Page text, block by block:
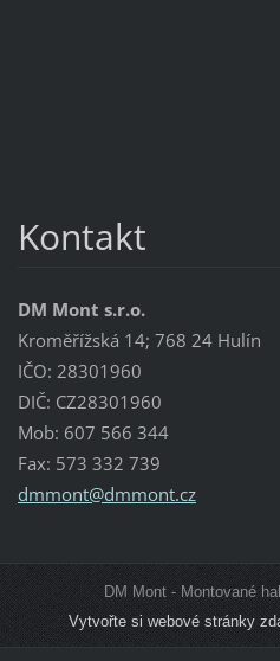
Kontakt
DM Mont s.r.o.
Kroměřížská 14; 768 24 Hulín
IČO: 28301960
DIČ: CZ28301960
Mob: 607 566 344
Fax: 573 332 739
dmmont@dmmont.cz
DM Mont - Montované
Vytvořte si webové stránky